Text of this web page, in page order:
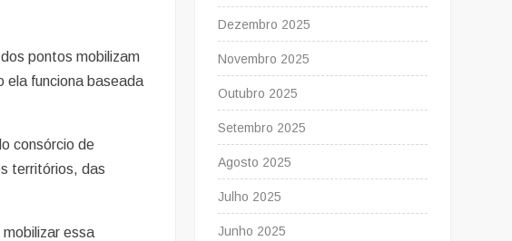
pontos mobilizam
ela funciona baseada
consórcio de
territórios, das
essa
Dezembro 2025
Novembro 2025
Outubro 2025
Setembro 2025
Agosto 2025
Julho 2025
Junho 2025